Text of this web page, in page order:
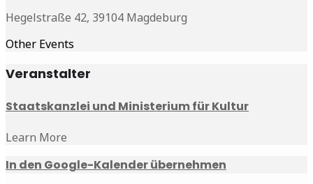
Hegelstraße 42, 39104 Magdeburg
Other Events
Veranstalter
Staatskanzlei und Ministerium für Kultur
Learn More
In den Google-Kalender übernehmen